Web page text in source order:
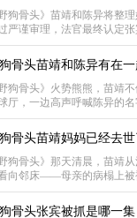
野狗骨头》苗靖和陈异将整
严谨审理，法官最终认定
、放火及故意杀人（未遂
无期徒刑，剥夺政治权利终
翟丰茂同样被判处无期徒刑
纸判决，他们等得太久了。
，阳光劈头盖脸洒下来，刺
骨头苗靖和陈异有在一
野狗骨头》火势熊熊，苗靖
厅，一边高声呼喊陈异的
祈祷。陈异最终被救了出
前，悉心照料，片刻不肯松
起过了中秋节。阳台上已经
，生机盎然。陈异在桌上放
诚地对窗外许愿，说希望此
骨头苗靖妈妈已经去世
野狗骨头》那天清晨，苗靖
向邻床——母亲的病榻上被
坐起身，冲进卫生间，空
苗靖慌了神，踉踉跄跄跑出
骨头张宾被抓是哪一集